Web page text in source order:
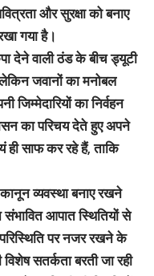
और सुरक्षा को बनाए
गया है।
देने वाली ठंड के बीच ड्यूटी
जवानों का मनोबल
का निर्वहन
का परिचय देते हुए अपने
ही साफ कर रहे हैं, ताकि
व्यवस्था बनाए रखने
आपात स्थितियों से
पर नजर रखने के
सतर्कता बरती जा रही